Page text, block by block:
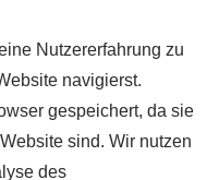
Nutzererfahrung zu
navigierst.
gespeichert, da sie
sind. Wir nutzen
des